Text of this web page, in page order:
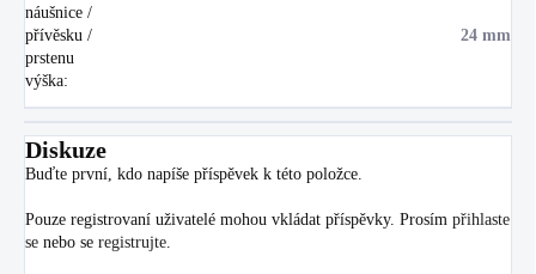
náušnice /
přívěsku /
prstenu
výška:
24 mm
Diskuze
Buďte první, kdo napíše příspěvek k této položce.
Pouze registrovaní uživatelé mohou vkládat příspěvky. Prosím přihlaste
se nebo se registrujte